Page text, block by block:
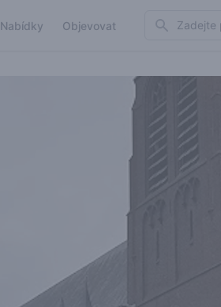
Nabídky Objevovat Search